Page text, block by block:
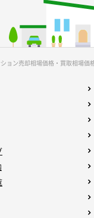
ョン売却相場価格・買取相場価